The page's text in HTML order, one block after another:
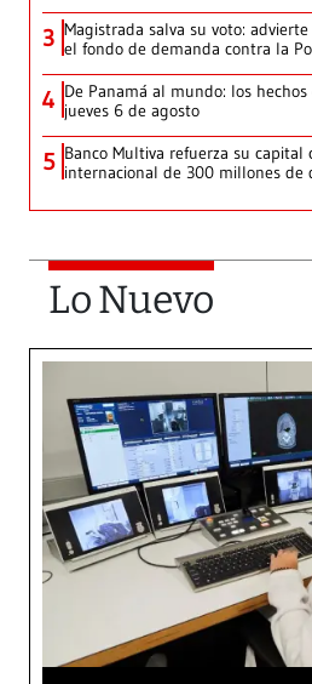
3 Magistrada salva su voto:
el fondo de demanda contra la
4 De Panamá al mundo: los
jueves 6 de agosto
5 Banco Multiva refuerza su capital
internacional de 300 millones de
Lo Nuevo